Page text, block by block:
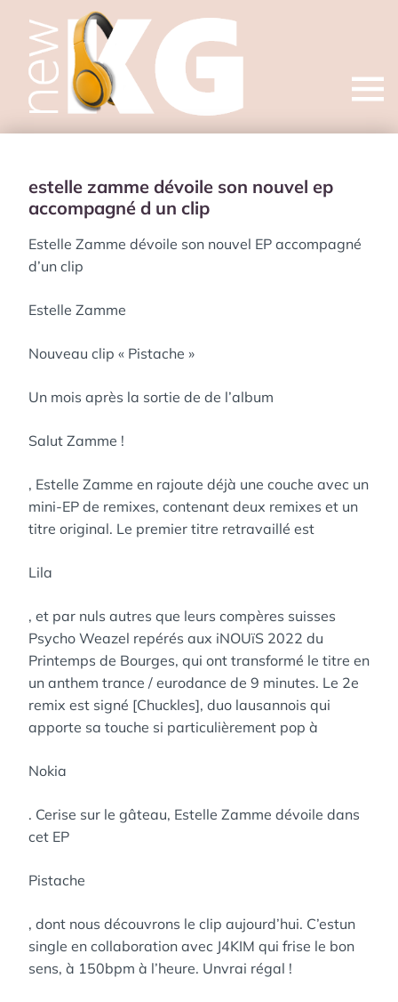
Open
estelle zamme dévoile son nouvel ep
accompagné d un clip
Estelle Zamme dévoile son nouvel EP accompagné
d’un clip
Estelle Zamme
Nouveau clip « Pistache »
Un mois après la sortie de de l’album
Salut Zamme !
, Estelle Zamme en rajoute déjà une couche avec un
mini-EP de remixes, contenant deux remixes et un
titre original. Le premier titre retravaillé est
Lila
, et par nuls autres que leurs compères suisses
Psycho Weazel repérés aux iNOUïS 2022 du
Printemps de Bourges, qui ont transformé le titre en
un anthem trance / eurodance de 9 minutes. Le 2e
remix est signé [Chuckles], duo lausannois qui
apporte sa touche si particulièrement pop à
Nokia
. Cerise sur le gâteau, Estelle Zamme dévoile dans
cet EP
Pistache
, dont nous découvrons le clip aujourd’hui. C’estun
single en collaboration avec J4KIM qui frise le bon
sens, à 150bpm à l’heure. Unvrai régal !